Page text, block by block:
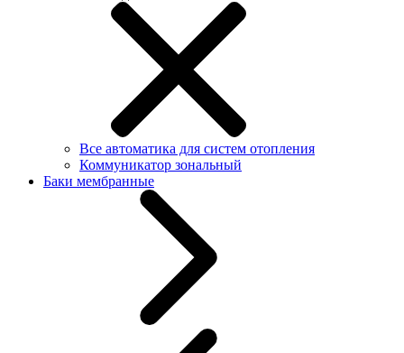
Все автоматика для систем отопления
Коммуникатор зональный
Баки мембранные